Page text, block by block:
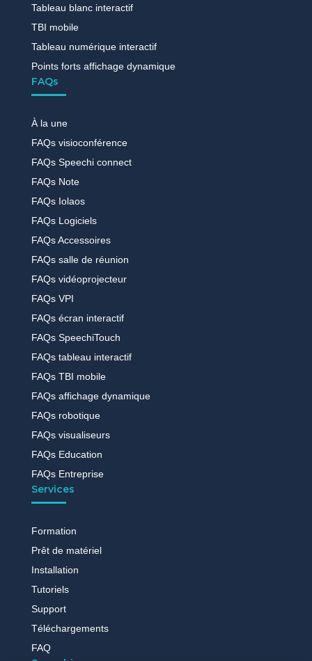
Tableau blanc interactif
TBI mobile
Tableau numérique interactif
Points forts affichage dynamique
FAQs
À la une
FAQs visioconférence
FAQs Speechi connect
FAQs Note
FAQs Iolaos
FAQs Logiciels
FAQs Accessoires
FAQs salle de réunion
FAQs vidéoprojecteur
FAQs VPI
FAQs écran interactif
FAQs SpeechiTouch
FAQs tableau interactif
FAQs TBI mobile
FAQs affichage dynamique
FAQs robotique
FAQs visualiseurs
FAQs Education
FAQs Entreprise
Services
Formation
Prêt de matériel
Installation
Tutoriels
Support
Téléchargements
FAQ